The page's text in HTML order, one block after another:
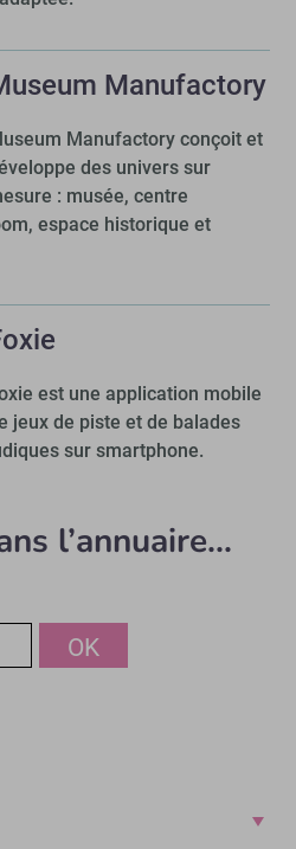
Manufactory
Manufactory conçoit et
des univers sur
: musée, centre
espace historique et
est une application mobile
jeux de piste et de balades
sur smartphone.
l’annuaire...
OK